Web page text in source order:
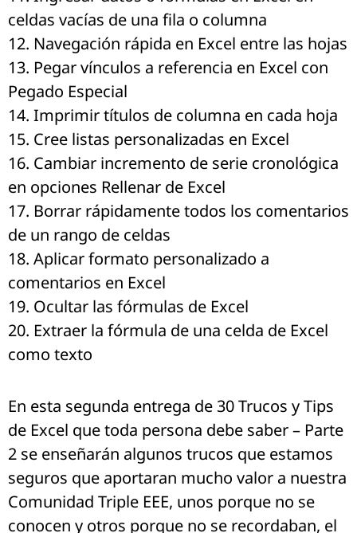
celdas vacías de una fila o columna
12. Navegación rápida en Excel entre las hojas
13. Pegar vínculos a referencia en Excel con
Pegado Especial
14. Imprimir títulos de columna en cada hoja
15. Cree listas personalizadas en Excel
16. Cambiar incremento de serie cronológica
en opciones Rellenar de Excel
17. Borrar rápidamente todos los comentarios
de un rango de celdas
18. Aplicar formato personalizado a
comentarios en Excel
19. Ocultar las fórmulas de Excel
20. Extraer la fórmula de una celda de Excel
como texto
En esta segunda entrega de 30 Trucos y Tips
de Excel que toda persona debe saber – Parte
2 se enseñarán algunos trucos que estamos
seguros que aportaran mucho valor a nuestra
Comunidad Triple EEE, unos porque no se
conocen y otros porque no se recordaban, el